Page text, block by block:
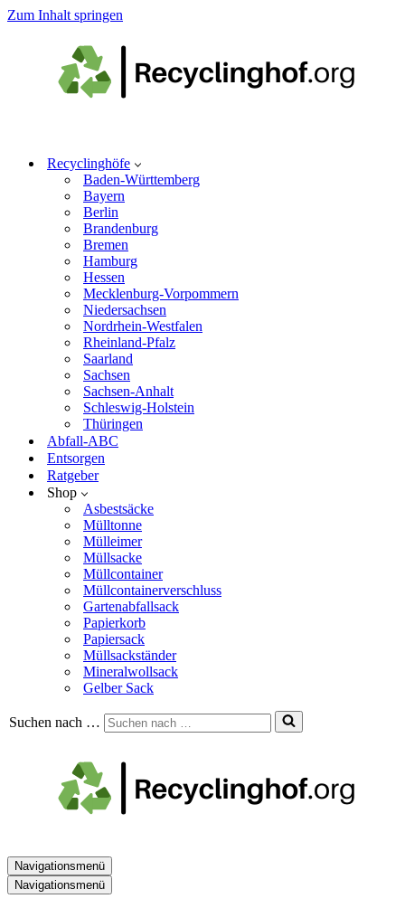
Zum Inhalt springen
Recyclinghöfe
Baden-Württemberg
Bayern
Berlin
Brandenburg
Bremen
Hamburg
Hessen
Mecklenburg-Vorpommern
Niedersachsen
Nordrhein-Westfalen
Rheinland-Pfalz
Saarland
Sachsen
Sachsen-Anhalt
Schleswig-Holstein
Thüringen
Abfall-ABC
Entsorgen
Ratgeber
Shop
Asbestsäcke
Mülltonne
Mülleimer
Müllsacke
Müllcontainer
Müllcontainerverschluss
Gartenabfallsack
Papierkorb
Papiersack
Müllsackständer
Mineralwollsack
Gelber Sack
Suchen nach …
Navigationsmenü
Navigationsmenü